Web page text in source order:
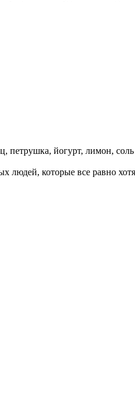
петрушка, йогурт, лимон, соль
которые все равно